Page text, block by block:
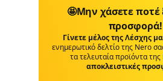
🤩Μην χάσετε ποτέ
προσφορά!
Γίνετε μέλος της Λέσχης
ενημερωτικό δελτίο της Nero
τα τελευταία προϊόντα
αποκλειστικές